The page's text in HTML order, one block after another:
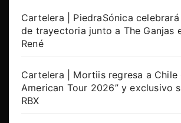
Cartelera | PiedraSónica
de trayectoria junto a The Ganjas
René
Cartelera | Mortiis regresa a Chile
American Tour 2026” y exclusivo
RBX